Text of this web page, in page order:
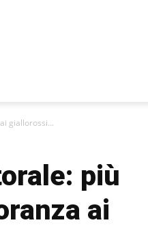
giallorossi...
più
ai